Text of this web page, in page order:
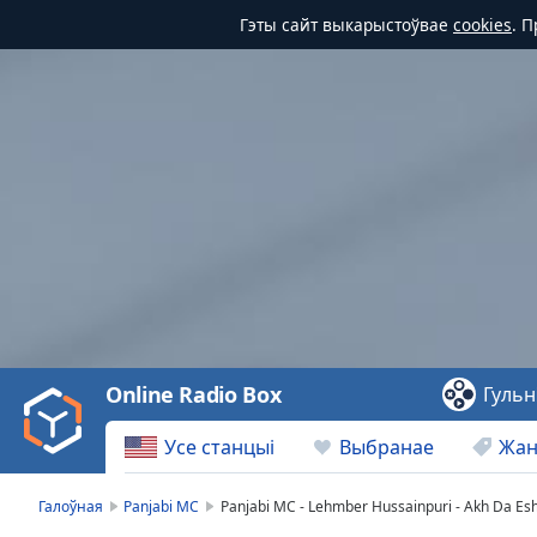
Гэты сайт выкарыстоўвае cookies.
Video
Play
Backward
Skip
Усе станцыі Выбранае
Online Radio Box
Галоўная Panjabi MC Panjabi MC - Lehmber Hussainpuri - Akh Da